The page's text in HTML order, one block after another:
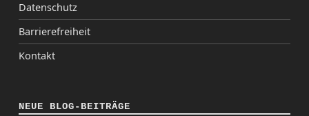
Datenschutz
Barrierefreiheit
Kontakt
NEUE BLOG-BEITRÄGE